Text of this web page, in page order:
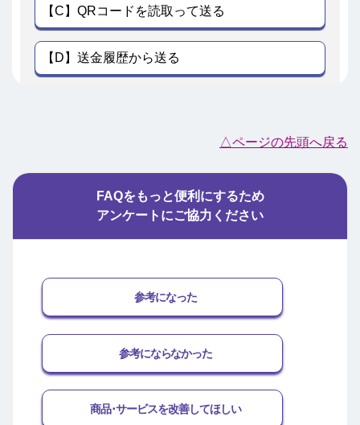
【C】QRコードを読取って送る
【D】送金履歴から送る
△ページの先頭へ戻る
FAQをもっと便利にするため
アンケートにご協力ください
参考になった
参考にならなかった
商品･サービスを改善してほしい